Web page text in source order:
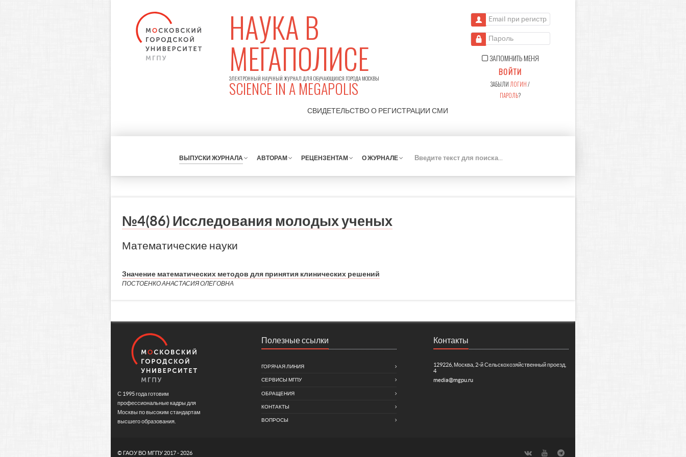
НАУКА В
МЕГАПОЛИСЕ
ЭЛЕКТРОННЫЙ НАУЧНЫЙ ЖУРНАЛ ДЛЯ ОБУЧАЮЩИХСЯ ГОРОДА МОСКВЫ
SCIENCE IN A MEGAPOLIS
СВИДЕТЕЛЬСТВО О РЕГИСТРАЦИИ СМИ
Email при регистрации
Пароль
ЗАПОМНИТЬ МЕНЯ
ВОЙТИ
ЗАБЫЛИ ЛОГИН/
ПАРОЛЬ?
ВЫПУСКИ ЖУРНАЛА АВТОРАМ РЕЦЕНЗЕНТАМ О ЖУРНАЛЕ
К
№4(86) Исследования молодых ученых
Математические науки
Значение математических методов для принятия клинических решений
ПОСТОЕНКО АНАСТАСИЯ ОЛЕГОВНА
С 1995 года готовим
профессиональные кадры для
Москвы по высоким стандартам
высшего образования.
Полезные ссылки
ГОРЯЧАЯ ЛИНИЯ
СЕРВИСЫ МГПУ
ОБРАЩЕНИЯ
КОНТАКТЫ
ВОПРОСЫ
Контакты
129226, Москва, 2-й Сельскохозяйственный проезд,
4
media@mgpu.ru
© ГАОУ ВО МГПУ 2017 - 2026